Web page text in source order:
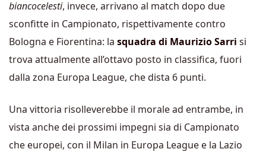
biancocelesti, invece, arrivano al match dopo due
sconfitte in Campionato, rispettivamente contro
Bologna e Fiorentina: la squadra di Maurizio Sarri si
trova attualmente all’ottavo posto in classifica, fuori
dalla zona Europa League, che dista 6 punti.
Una vittoria risolleverebbe il morale ad entrambe, in
vista anche dei prossimi impegni sia di Campionato
che europei, con il Milan in Europa League e la Lazio